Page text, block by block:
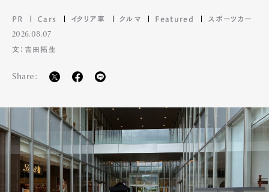
PR Cars イタリア車 クルマ Featured スポーツカー
2026.08.07
文：吉田拓生
Share: